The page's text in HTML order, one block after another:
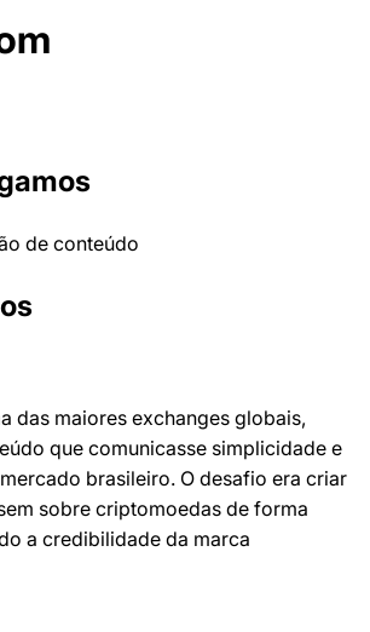
de conteúdo
das maiores exchanges globais,
que comunicasse simplicidade e
brasileiro. O desafio era criar
sobre criptomoedas de forma
a credibilidade da marca